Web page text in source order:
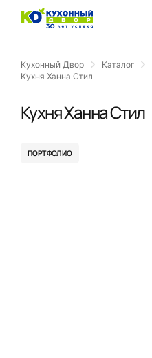
Кухонный Двор Каталог
Кухня Ханна Стил
Кухня Ханна Стил
ПОРТФОЛИО